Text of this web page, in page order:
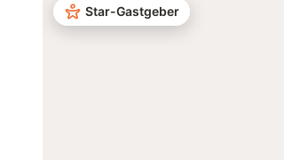
Star-Gastgeber